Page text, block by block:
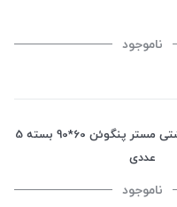
ناموجود
پد و زیر انداز بهداشتی مستر پنگوئن 60*90 بسته 5
عددی
ناموجود